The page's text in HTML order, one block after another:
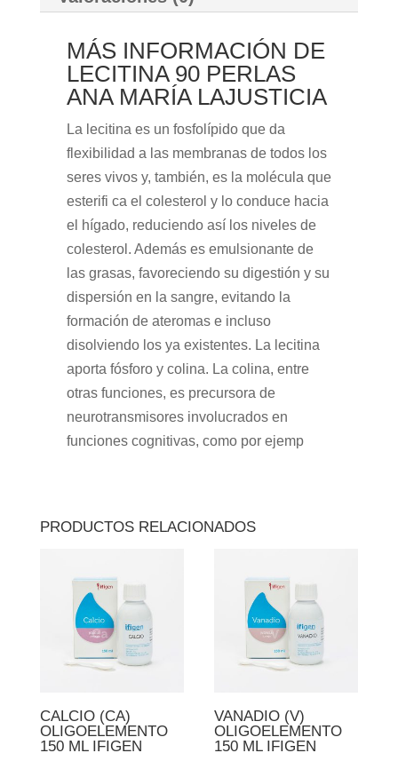
MÁS INFORMACIÓN DE
LECITINA 90 PERLAS
ANA MARÍA LAJUSTICIA
La lecitina es un fosfolípido que da
flexibilidad a las membranas de todos los
seres vivos y, también, es la molécula que
esterifi ca el colesterol y lo conduce hacia
el hígado, reduciendo así los niveles de
colesterol. Además es emulsionante de
las grasas, favoreciendo su digestión y su
dispersión en la sangre, evitando la
formación de ateromas e incluso
disolviendo los ya existentes. La lecitina
aporta fósforo y colina. La colina, entre
otras funciones, es precursora de
neurotransmisores involucrados en
funciones cognitivas, como por ejemp
PRODUCTOS RELACIONADOS
CALCIO (CA)
OLIGOELEMENTO
150 ML IFIGEN
VANADIO (V)
OLIGOELEMENTO
150 ML IFIGEN